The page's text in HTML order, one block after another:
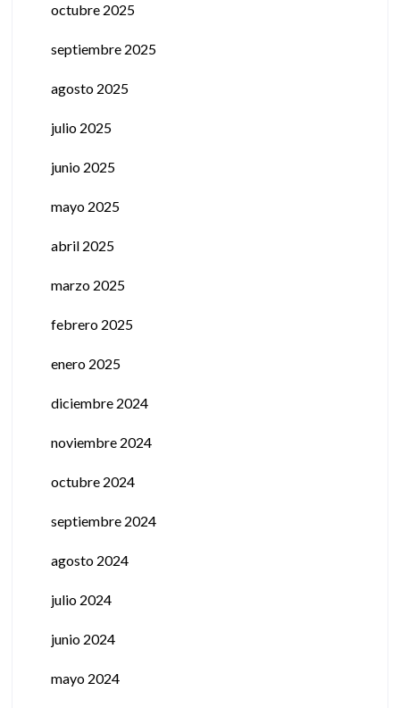
octubre 2025
septiembre 2025
agosto 2025
julio 2025
junio 2025
mayo 2025
abril 2025
marzo 2025
febrero 2025
enero 2025
diciembre 2024
noviembre 2024
octubre 2024
septiembre 2024
agosto 2024
julio 2024
junio 2024
mayo 2024